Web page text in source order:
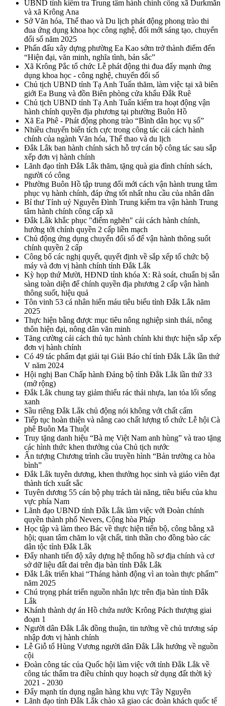
UBND tỉnh kiểm tra Trung tâm hành chính công xã Durkmăn
và xã Krông Ana
Sở Văn hóa, Thể thao và Du lịch phát động phong trào thi
đua ứng dụng khoa học công nghệ, đổi mới sáng tạo, chuyển
đổi số năm 2025
Phấn đấu xây dựng phường Ea Kao sớm trở thành điểm đến
“Hiện đại, văn minh, nghĩa tình, bản sắc”
Xã Krông Pắc tổ chức Lễ phát động thi đua đẩy mạnh ứng
dụng khoa học - công nghệ, chuyển đổi số
Chủ tịch UBND tỉnh Tạ Anh Tuấn thăm, làm việc tại xã biên
giới Ea Bung và đồn Biên phòng cửa khẩu Đắk Ruê
Chủ tịch UBND tỉnh Tạ Anh Tuấn kiểm tra hoạt động vận
hành chính quyền địa phương tại phường Buôn Hồ
Xã Ea Phê - Phát động phong trào “Bình dân học vụ số”
Nhiều chuyển biến tích cực trong công tác cải cách hành
chính của ngành Văn hóa, Thể thao và du lịch
Đắk Lắk ban hành chính sách hỗ trợ cán bộ công tác sau sắp
xếp đơn vị hành chính
Lãnh đạo tỉnh Đắk Lắk thăm, tặng quà gia đình chính sách,
người có công
Phường Buôn Hồ tập trung đổi mới cách vận hành trung tâm
phục vụ hành chính, đáp ứng tốt nhất nhu cầu của nhân dân
Bí thư Tỉnh uỷ Nguyễn Đình Trung kiểm tra vận hành Trung
tâm hành chính công cấp xã
Đắk Lắk khắc phục "điểm nghẽn" cải cách hành chính,
hướng tới chính quyền 2 cấp liền mạch
Chủ động ứng dụng chuyển đổi số để vận hành thông suốt
chính quyền 2 cấp
Công bố các nghị quyết, quyết định về sắp xếp tổ chức bộ
máy và đơn vị hành chính tỉnh Đắk Lắk
Kỳ họp thứ Mười, HĐND tỉnh khóa X: Rà soát, chuẩn bị sẵn
sàng toàn diện để chính quyền địa phương 2 cấp vận hành
thông suốt, hiệu quả
Tôn vinh 53 cá nhân hiến máu tiêu biểu tỉnh Đắk Lắk năm
2025
Thực hiện bằng được mục tiêu nông nghiệp sinh thái, nông
thôn hiện đại, nông dân văn minh
Tăng cường cải cách thủ tục hành chính khi thực hiện sắp xếp
đơn vị hành chính
Có 49 tác phẩm đạt giải tại Giải Báo chí tỉnh Đắk Lắk lần thứ
V năm 2024
Hội nghị Ban Chấp hành Đảng bộ tỉnh Đắk Lắk lần thứ 33
(mở rộng)
Đắk Lắk chung tay giảm thiểu rác thải nhựa, lan tỏa lối sống
xanh
Sầu riêng Đắk Lắk chủ động nói không với chất cấm
Tiếp tục hoàn thiện và nâng cao chất lượng tổ chức Lễ hội Cà
phê Buôn Ma Thuột
Truy tặng danh hiệu “Bà mẹ Việt Nam anh hùng” và trao tặng
các hình thức khen thưởng của Chủ tịch nước
Ấn tượng Chương trình cầu truyền hình “Bản trường ca hòa
bình”
Đắk Lắk tuyên dương, khen thưởng học sinh và giáo viên đạt
thành tích xuất sắc
Tuyên dương 55 cán bộ phụ trách tài năng, tiêu biểu của khu
vực phía Nam
Lãnh đạo UBND tỉnh Đắk Lắk làm việc với Đoàn chính
quyền thành phố Nevers, Cộng hòa Pháp
Học tập và làm theo Bác về thực hiện tiến bộ, công bằng xã
hội; quan tâm chăm lo vật chất, tinh thần cho đồng bào các
dân tộc tỉnh Đắk Lắk
Đẩy nhanh tiến độ xây dựng hệ thống hồ sơ địa chính và cơ
sở dữ liệu đất đai trên địa bàn tỉnh Đắk Lắk
Đắk Lắk triển khai “Tháng hành động vì an toàn thực phẩm”
năm 2025
Chú trọng phát triển nguồn nhân lực trên địa bàn tỉnh Đắk
Lắk
Khánh thành dự án Hồ chứa nước Krông Pách thượng giai
đoạn 1
Người dân Đắk Lắk đồng thuận, tin tưởng về chủ trương sáp
nhập đơn vị hành chính
Lễ Giỗ tổ Hùng Vương người dân Đắk Lắk hướng về nguồn
cội
Đoàn công tác của Quốc hội làm việc với tỉnh Đắk Lắk về
công tác thẩm tra điều chỉnh quy hoạch sử dụng đất thời kỳ
2021 - 2030
Đẩy mạnh tín dụng ngân hàng khu vực Tây Nguyên
Lãnh đạo tỉnh Đắk Lắk chào xã giao các đoàn khách quốc tế